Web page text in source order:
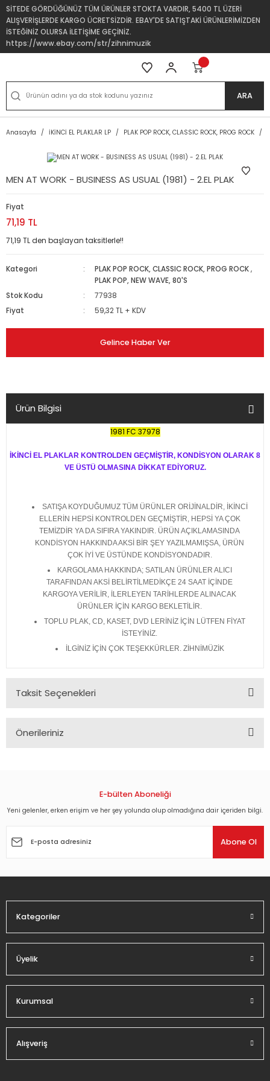
SİTEDE GÖRDÜĞÜNÜZ TÜM ÜRÜNLER STOKTA VARDIR, 5400 TL ÜZERİ
ALIŞVERİŞLERDE KARGO ÜCRETSİZDİR. EBAY'DE SATIŞTAKİ ÜRÜNLERİMİZDEN
İSTEĞİNİZ OLURSA İLETİŞİME GEÇİNİZ.
https://www.ebay.com/str/zihnimuzik
ARA
Anasayfa İKİNCİ EL PLAKLAR LP PLAK POP ROCK, CLASSIC ROCK, PROG ROCK
MEN AT WORK - BUSINESS AS USUAL (1981) - 2.EL PLAK
Fiyat
71,19 TL
71,19 TL den başlayan taksitlerle!!
Kategori PLAK POP ROCK, CLASSIC ROCK, PROG ROCK ,
PLAK POP, NEW WAVE, 80'S
Stok Kodu
77938
Fiyat
59,32 TL + KDV
Gelince Haber Ver
Ürün Bilgisi
1981 FC 37978
İKİNCİ EL PLAKLAR KONTROLDEN GEÇMİŞTİR, KONDİSYON OLARAK 8
VE ÜSTÜ OLMASINA DİKKAT EDİYORUZ.
SATIŞA KOYDUĞUMUZ TÜM ÜRÜNLER ORİJİNALDİR, İKİNCİ
ELLERİN HEPSİ KONTROLDEN GEÇMİŞTİR, HEPSİ YA ÇOK
TEMİZDİR YA DA SIFIRA YAKINDIR. ÜRÜN AÇIKLAMASINDA
KONDİSYON HAKKINDA AKSİ BİR ŞEY YAZILMAMIŞSA, ÜRÜN
ÇOK İYİ VE ÜSTÜNDE KONDİSYONDADIR.
KARGOLAMA HAKKINDA; SATILAN ÜRÜNLER ALICI
TARAFINDAN AKSİ BELİRTİLMEDİKÇE 24 SAAT İÇİNDE
KARGOYA VERİLİR, İLERLEYEN TARİHLERDE ALINACAK
ÜRÜNLER İÇİN KARGO BEKLETİLİR.
TOPLU PLAK, CD, KASET, DVD LERİNİZ İÇİN LÜTFEN FİYAT
İSTEYİNİZ.
İLGİNİZ İÇİN ÇOK TEŞEKKÜRLER. ZİHNİMÜZİK
Taksit Seçenekleri
Önerileriniz
Görüş ve önerileriniz için teşekkür ederiz.
Ürün açıklamasında eksik bilgiler bulunuyor.
Ürün fiyatı diğer sitelerden daha pahalı.
E-bülten Aboneliği
Yeni gelenler, erken erişim ve her şey yolunda olup olmadığına dair içeriden bilgi.
Abone Ol
Kategoriler
Üyelik
Kurumsal
Alışveriş